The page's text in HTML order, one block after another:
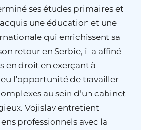
ses études primaires et
une éducation et une
qui enrichissent sa
retour en Serbie, il a affiné
en droit en exerçant à
l’opportunité de travailler
au sein d’un cabinet
Vojislav entretient
professionnels avec la